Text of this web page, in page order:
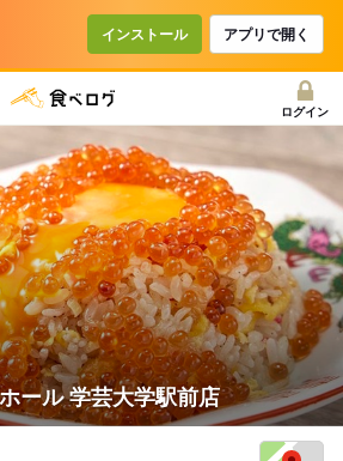
インストール アプリで開く
ログイン
ール 学芸大学駅前店